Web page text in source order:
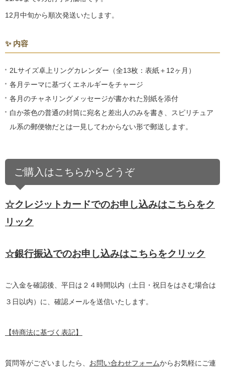
12月中旬から順次発送いたします。
✨ 内容
2Lサイズ卓上リングカレンダー（全13枚：表紙＋12ヶ月）
各月テーマに基づくエネルギーをチャージ
各月のチャネリングメッセージが書かれた別紙を添付
白か茶色の普通の封筒に宛名と差出人のみを書き、スピリチュア
ル系の郵便物だとは一見してわからない形で郵送します。
ご購入はこちらからどうぞ
☆クレジットカードでのお申し込みはこちらをク
リック
☆銀行振込でのお申し込みはこちらをクリック
ご入金を確認後、平日は２４時間以内（土日・祝日をはさむ場合は
３日以内）に、確認メールを送信いたします。
【特商法に基づく表記】
質問等がございましたら、 お問い合わせフォームからお気軽にご連